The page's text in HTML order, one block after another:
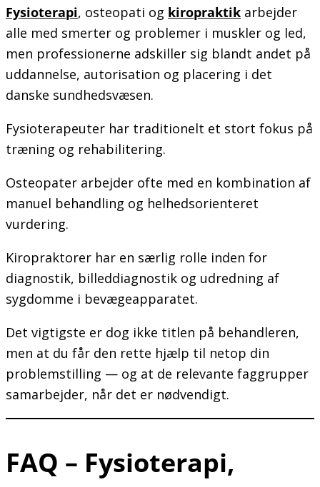
Fysioterapi, osteopati og kiropraktik arbejder
alle med smerter og problemer i muskler og led,
men professionerne adskiller sig blandt andet på
uddannelse, autorisation og placering i det
danske sundhedsvæsen.
Fysioterapeuter har traditionelt et stort fokus på
træning og rehabilitering.
Osteopater arbejder ofte med en kombination af
manuel behandling og helhedsorienteret
vurdering.
Kiropraktorer har en særlig rolle inden for
diagnostik, billeddiagnostik og udredning af
sygdomme i bevægeapparatet.
Det vigtigste er dog ikke titlen på behandleren,
men at du får den rette hjælp til netop din
problemstilling — og at de relevante faggrupper
samarbejder, når det er nødvendigt.
FAQ – Fysioterapi,